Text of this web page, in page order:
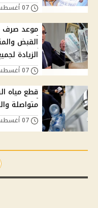
القبض
الزيادة
متواصلة